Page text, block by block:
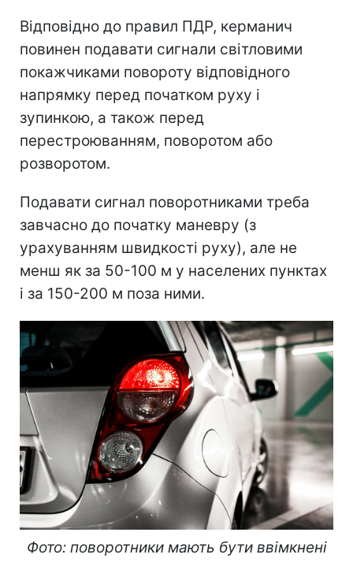
Відповідно до правил ПДР, керманич
повинен подавати сигнали світловими
покажчиками повороту відповідного
напрямку перед початком руху і
зупинкою, а також перед
перестроюванням, поворотом або
розворотом.
Подавати сигнал поворотниками треба
завчасно до початку маневру (з
урахуванням швидкості руху), але не
менш як за 50-100 м у населених пунктах
і за 150-200 м поза ними.
Фото: поворотники мають бути ввімкнені